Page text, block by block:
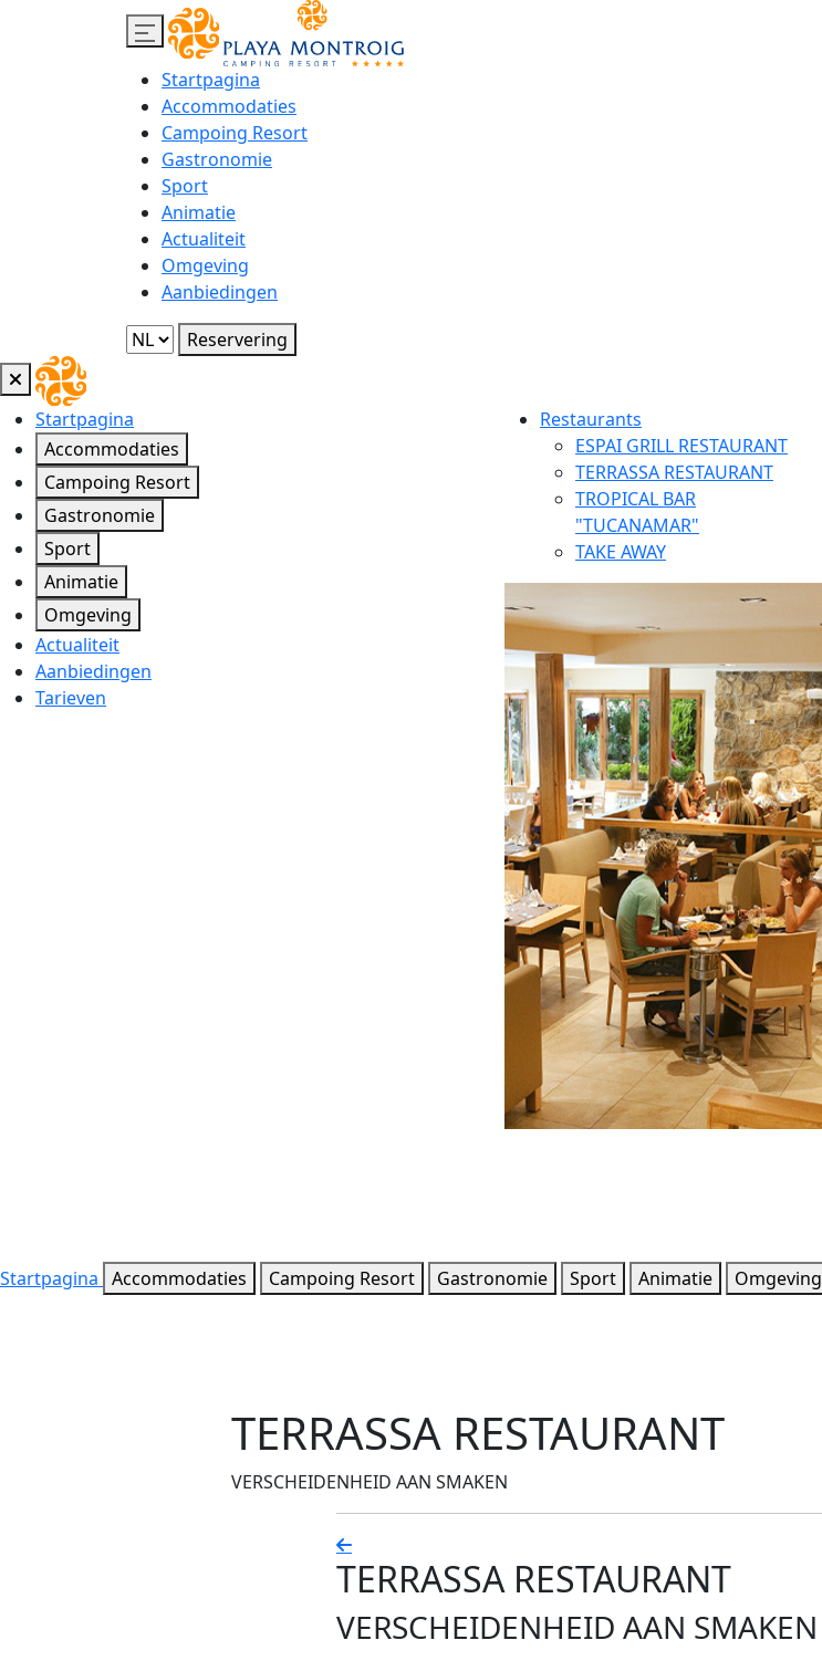
Startpagina
Accommodaties
Campoing Resort
Gastronomie
Sport
Animatie
Actualiteit
Omgeving
Aanbiedingen
Reservering
Startpagina
Accommodaties
Campoing Resort
Gastronomie
Sport
Animatie
Omgeving
Actualiteit
Aanbiedingen
Tarieven
Restaurants
ESPAI GRILL RESTAURANT
TERRASSA RESTAURANT
TROPICAL BAR
"TUCANAMAR"
TAKE AWAY
Startpagina Accommodaties Campoing Resort Gastronomie Sport Animatie Omgeving
TERRASSA RESTAURANT
VERSCHEIDENHEID AAN SMAKEN
TERRASSA RESTAURANT
VERSCHEIDENHEID AAN SMAKEN